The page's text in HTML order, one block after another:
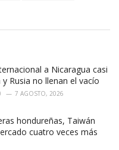
a Nicaragua casi
Rusia no llenan el vacío
7 AGOSTO, 2026
hondureñas, Taiwán
cuatro veces más